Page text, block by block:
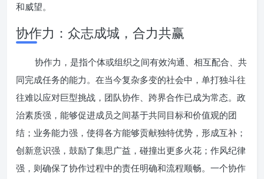
和威望。
协作力：众志成城，合力共赢
协作力，是指个体或组织之间有效沟通、相互配合、共
同完成任务的能力。在当今复杂多变的社会中，单打独斗往
往难以应对巨型挑战，团队协作、跨界合作已成为常态。政
治素质强，能够促进成员之间基于共同目标和价值观的团
结；业务能力强，使得各方能够贡献独特优势，形成互补；
创新意识强，鼓励了集思广益，碰撞出更多火花；作风纪律
强，则确保了协作过程中的责任明确和流程顺畅。一个协作